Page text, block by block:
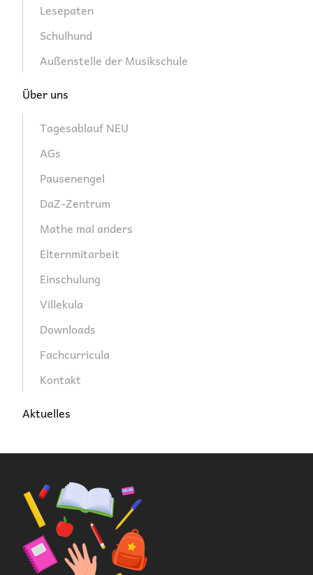
Lesepaten
Schulhund
Außenstelle der Musikschule
Über uns
Tagesablauf NEU
AGs
Pausenengel
DaZ-Zentrum
Mathe mal anders
Elternmitarbeit
Einschulung
Villekula
Downloads
Fachcurricula
Kontakt
Aktuelles